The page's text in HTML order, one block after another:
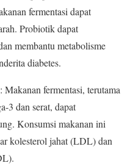
fermentasi dapat
Probiotik dapat
membantu metabolisme
diabetes.
fermentasi, terutama
3 dan serat, dapat
Konsumsi makanan ini
kolesterol jahat (LDL) dan